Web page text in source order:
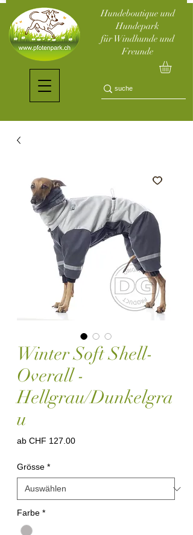
Hundeboutique und
Hundepark
für Windhunde und
Freunde
Winter Soft Shell-
Overall -
Hellgrau/Dunkelgra
u
ab CHF 127.00Sale-
Grösse *
Farbe *